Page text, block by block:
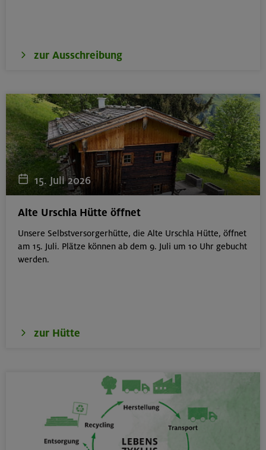
München
18.08.26
Fahrtechnik II - Advanced - Kompakt
München
19.08.26
zur Ausschreibung
15. Juli 2026
Alte Urschla Hütte öffnet
Unsere Selbstversorgerhütte, die Alte Urschla Hütte, öffnet
am 15. Juli. Plätze können ab dem 9. Juli um 10 Uhr gebucht
werden.
zur Hütte